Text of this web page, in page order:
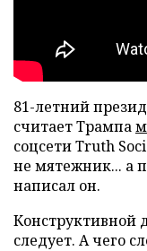
81-летний
считает Трампа
соцсети Truth
не мятежник... а
написал он.
Конструктивной
следует. А чего